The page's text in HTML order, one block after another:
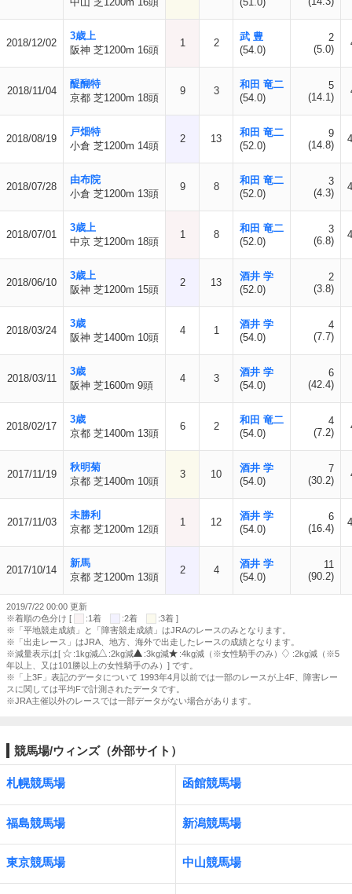
2018/12/02
3歳上
阪神 芝1200m 16頭
1 2
武 豊
(54.0)
2
(5.0)
2018/11/04
醍醐特
京都 芝1200m 18頭
9 3
和田 竜二
(54.0)
5
(14.1)
2018/08/19
戸畑特
小倉 芝1200m 14頭
2 13
和田 竜二
(52.0)
9
(14.8)
2018/07/28
由布院
小倉 芝1200m 13頭
9 8
和田 竜二
(52.0)
3
(4.3)
2018/07/01
3歳上
中京 芝1200m 18頭
1 8
和田 竜二
(52.0)
3
(6.8)
2018/06/10
3歳上
阪神 芝1200m 15頭
2 13
酒井 学
(52.0)
2
(3.8)
2018/03/24
3歳
阪神 芝1400m 10頭
4 1
酒井 学
(54.0)
4
(7.7)
2018/03/11
3歳
阪神 芝1600m 9頭
4 3
酒井 学
(54.0)
6
(42.4)
2018/02/17
3歳
京都 芝1400m 13頭
6 2
和田 竜二
(54.0)
4
(7.2)
2017/11/19
秋明菊
京都 芝1400m 10頭
3 10
酒井 学
(54.0)
7
(30.2)
2017/11/03
未勝利
京都 芝1200m 12頭
1 12
酒井 学
(54.0)
6
(16.4)
2017/10/14
新馬
京都 芝1200m 13頭
2 4
酒井 学
(54.0)
11
(90.2)
2019/7/22 00:00 更新
※着順の色分け [
:1着 :2着
:3着 ]
※「平地競走成績」と「障害競走成績」はJRAのレースのみとなります。
※「出走レース」はJRA、地方、海外で出走したレースの成績となります。
※減量表示は[
:1kg減 :2kg減 :3kg減 :4kg減（※女性騎手のみ）
:2kg減（※5
年以上、又は101勝以上の女性騎手のみ）] です。
※「上3F」表記のデータについて 1993年4月以前では一部のレースが上4F、障害レー
スに関しては平均Fで計測されたデータです。
※JRA主催以外のレースでは一部データがない場合があります。
競馬場/ウィンズ（外部サイト）
札幌競馬場 函館競馬場
福島競馬場 新潟競馬場
東京競馬場 中山競馬場